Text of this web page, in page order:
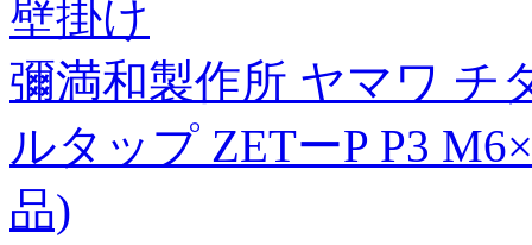
壁掛け
彌満和製作所 ヤマワ チ
ルタップ ZETーP P3
品)